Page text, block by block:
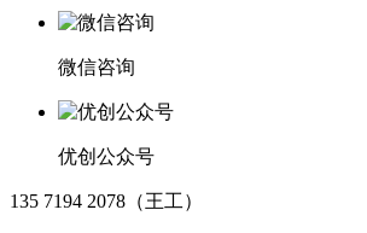
微信咨询
优创公众号
135 7194 2078（王工）